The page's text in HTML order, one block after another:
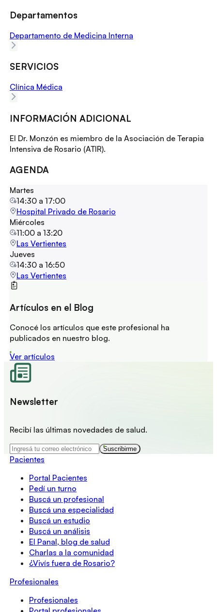
Departamentos
Departamento de Medicina Interna
SERVICIOS
Clínica Médica
INFORMACIÓN ADICIONAL
El Dr. Monzón es miembro de la Asociación de Terapia
Intensiva de Rosario (ATIR).
AGENDA
Martes
14:30 a 17:00
Hospital Privado de Rosario
Miércoles
11:00 a 13:20
Las Vertientes
Jueves
14:30 a 16:50
Las Vertientes
Artículos en el Blog
Conocé los artículos que este profesional ha
publicados en nuestro blog.
Ver artículos
Newsletter
Recibí las últimas novedades de salud.
Suscribirme
Pacientes
Portal Pacientes
Pedí un turno
Buscá un profesional
Buscá una especialidad
Buscá un estudio
Buscá un análisis
El Panal, blog de salud
Charlas a la comunidad
¿Vivís fuera de Rosario?
Profesionales
Profesionales